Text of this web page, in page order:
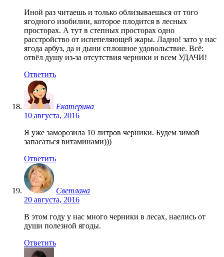
Иной раз читаешь и только облизываешься от того
ягодного изобилии, которое плодится в лесных
просторах. А тут в степных просторах одно
расстройство от испепеляющей жары. Ладно! зато у нас
ягода арбуз, да и дыни сплошное удовольствие. Всё:
отвёл душу из-за отсутствия черники и всем УДАЧИ!
Ответить
Екатерина
10 августа, 2016
Я уже заморозила 10 литров черники. Будем зимой
запасаться витаминами)))
Ответить
Светлана
20 августа, 2016
В этом году у нас много черники в лесах, наелись от
души полезной ягоды.
Ответить